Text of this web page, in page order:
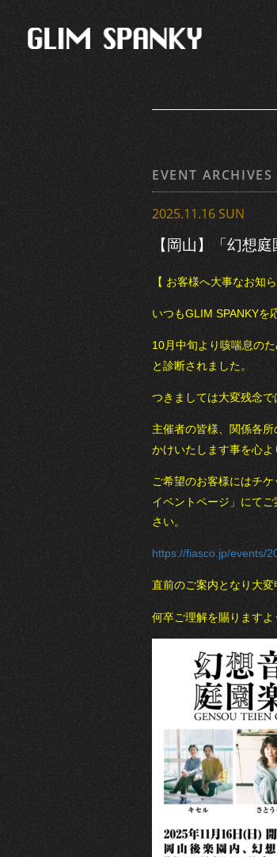
EVENT ARCHIVES
2025.11.16 SUN
【岡山】「幻想
【 お客様へ大事なお知ら
いつもGLIM SPANKYを
10月中旬より咳喘息の
と診断されました。
つきましては大変残念
主催者の皆様、関係各
かけいたします事を心よ
ご希望のお客様にはチ
イベントページ」にて
さい。
https://fiasco.jp/events/
直前のご案内となり大変
何卒ご理解を賜りますよ